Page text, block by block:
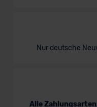
Nur deutsche
Alle